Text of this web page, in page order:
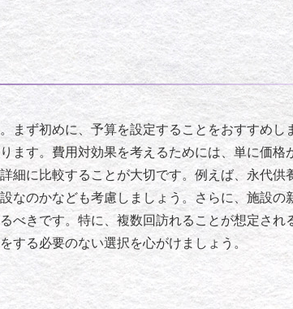
まず初めに、予算を設定することをおすすめし
ます。費用対効果を考えるためには、単に価格
細に比較することが大切です。例えば、永代供
なのかなども考慮しましょう。さらに、施設の
べきです。特に、複数回訪れることが想定され
する必要のない選択を心がけましょう。